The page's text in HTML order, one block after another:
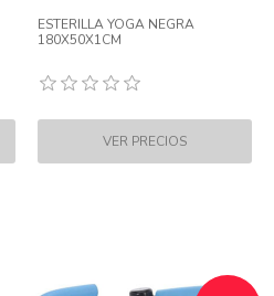
ESTERILLA YOGA NEGRA
180X50X1CM